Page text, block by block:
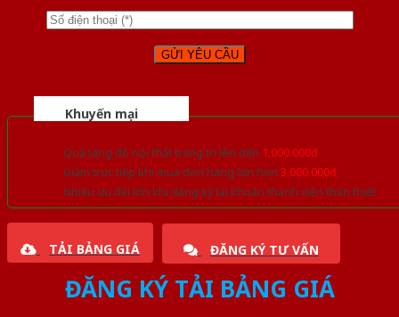
Khuyến mại
Quà tặng đồ nội thất trang trí lên đến 1.000.000đ
Giảm trực tiếp khi mua đơn hàng lớn hơn 3.000.000đ
Nhiều ưu đãi lớn khi đăng ký tài khoản thành viên thân thiết
TẢI BẢNG GIÁ ĐĂNG KÝ TƯ VẤN
ĐĂNG KÝ TẢI BẢNG GIÁ